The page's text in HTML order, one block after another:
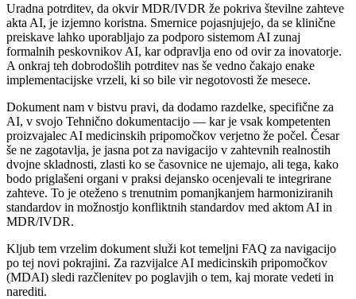
Uradna potrditev, da okvir MDR/IVDR že pokriva številne zahteve
akta AI, je izjemno koristna. Smernice pojasnjujejo, da se klinične
preiskave lahko uporabljajo za podporo sistemom AI zunaj
formalnih peskovnikov AI, kar odpravlja eno od ovir za inovatorje.
A onkraj teh dobrodošlih potrditev nas še vedno čakajo enake
implementacijske vrzeli, ki so bile vir negotovosti že mesece.
Dokument nam v bistvu pravi, da dodamo razdelke, specifične za
AI, v svojo Tehnično dokumentacijo — kar je vsak kompetenten
proizvajalec AI medicinskih pripomočkov verjetno že počel. Česar
še ne zagotavlja, je jasna pot za navigacijo v zahtevnih realnostih
dvojne skladnosti, zlasti ko se časovnice ne ujemajo, ali tega, kako
bodo priglašeni organi v praksi dejansko ocenjevali te integrirane
zahteve. To je oteženo s trenutnim pomanjkanjem harmoniziranih
standardov in možnostjo konfliktnih standardov med aktom AI in
MDR/IVDR.
Kljub tem vrzelim dokument služi kot temeljni FAQ za navigacijo
po tej novi pokrajini. Za razvijalce AI medicinskih pripomočkov
(MDAI) sledi razčlenitev po poglavjih o tem, kaj morate vedeti in
narediti.